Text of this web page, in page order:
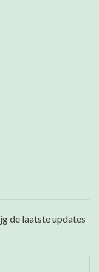
de laatste updates